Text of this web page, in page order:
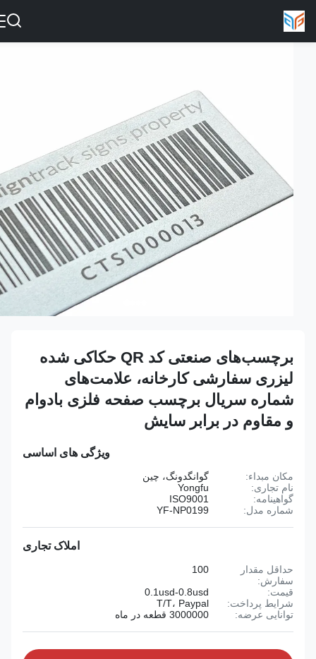
برچسب‌های صنعتی کد QR حکاکی شده
لیزری سفارشی کارخانه، علامت‌های
شماره سریال برچسب صفحه فلزی بادوام
و مقاوم در برابر سایش
ویژگی های اساسی
مکان مبداء:
گوانگدونگ، چین
نام تجاری:
Yongfu
گواهینامه:
ISO9001
شماره مدل:
YF-NP0199
املاک تجاری
حداقل مقدار
سفارش:
قیمت:
0.1usd-0.8usd
شرایط پرداخت:
T/T، Paypal
توانایی عرضه:
3000000 قطعه در ماه